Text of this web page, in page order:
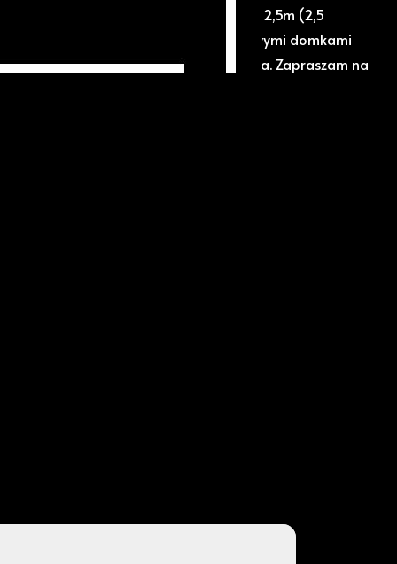
czynna 40%, wysokość zabudowy 12,5m (2,5
Piękna okolica, zabudowana nowymi domkami
Głębokie. Oferta godna polecenia. Zapraszam na